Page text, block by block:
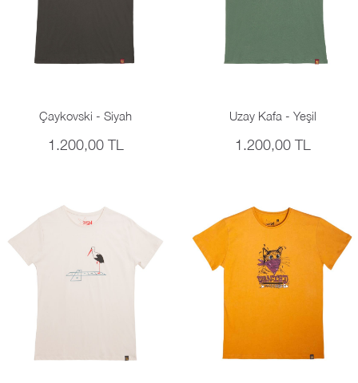
Çaykovski - Siyah
1.200,00 TL
Uzay Kafa - Yeşil
1.200,00 TL